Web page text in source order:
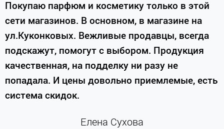
Покупаю парфюм и косметику только в этой
сети магазинов. В основном, в магазине на
ул.Куконковых. Вежливые продавцы, всегда
подскажут, помогут с выбором. Продукция
качественная, на подделку ни разу не
попадала. И цены довольно приемлемые, есть
система скидок.
Елена Сухова